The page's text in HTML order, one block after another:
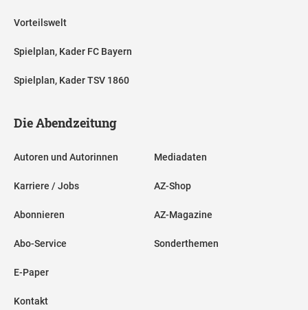
Vorteilswelt
Spielplan, Kader FC Bayern
Spielplan, Kader TSV 1860
Die Abendzeitung
Autoren und Autorinnen
Karriere / Jobs
Abonnieren
Abo-Service
E-Paper
Kontakt
Mediadaten
AZ-Shop
AZ-Magazine
Sonderthemen